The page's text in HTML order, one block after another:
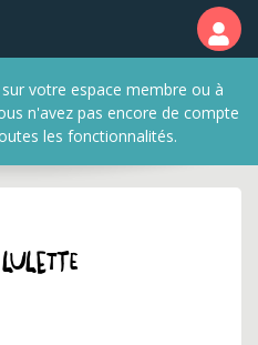
membre
votre espace membre ou à
n'avez pas encore de compte
les fonctionnalités.
lulette